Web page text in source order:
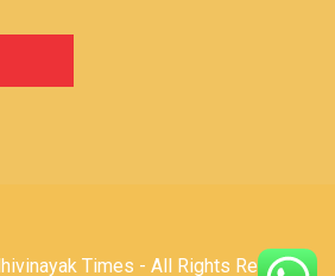
Times - All Rights Reserved